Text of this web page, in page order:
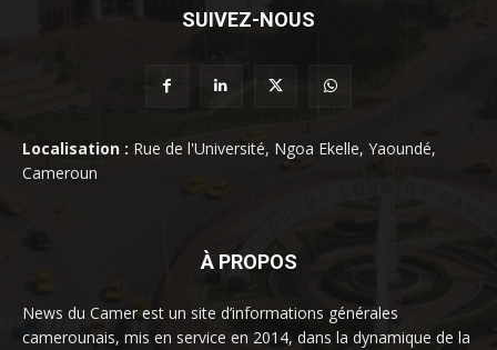
SUIVEZ-NOUS
Localisation : Rue de l'Université, Ngoa Ekelle, Yaoundé,
Cameroun
À PROPOS
News du Camer est un site d’informations générales
camerounais, mis en service en 2014, dans la dynamique de la